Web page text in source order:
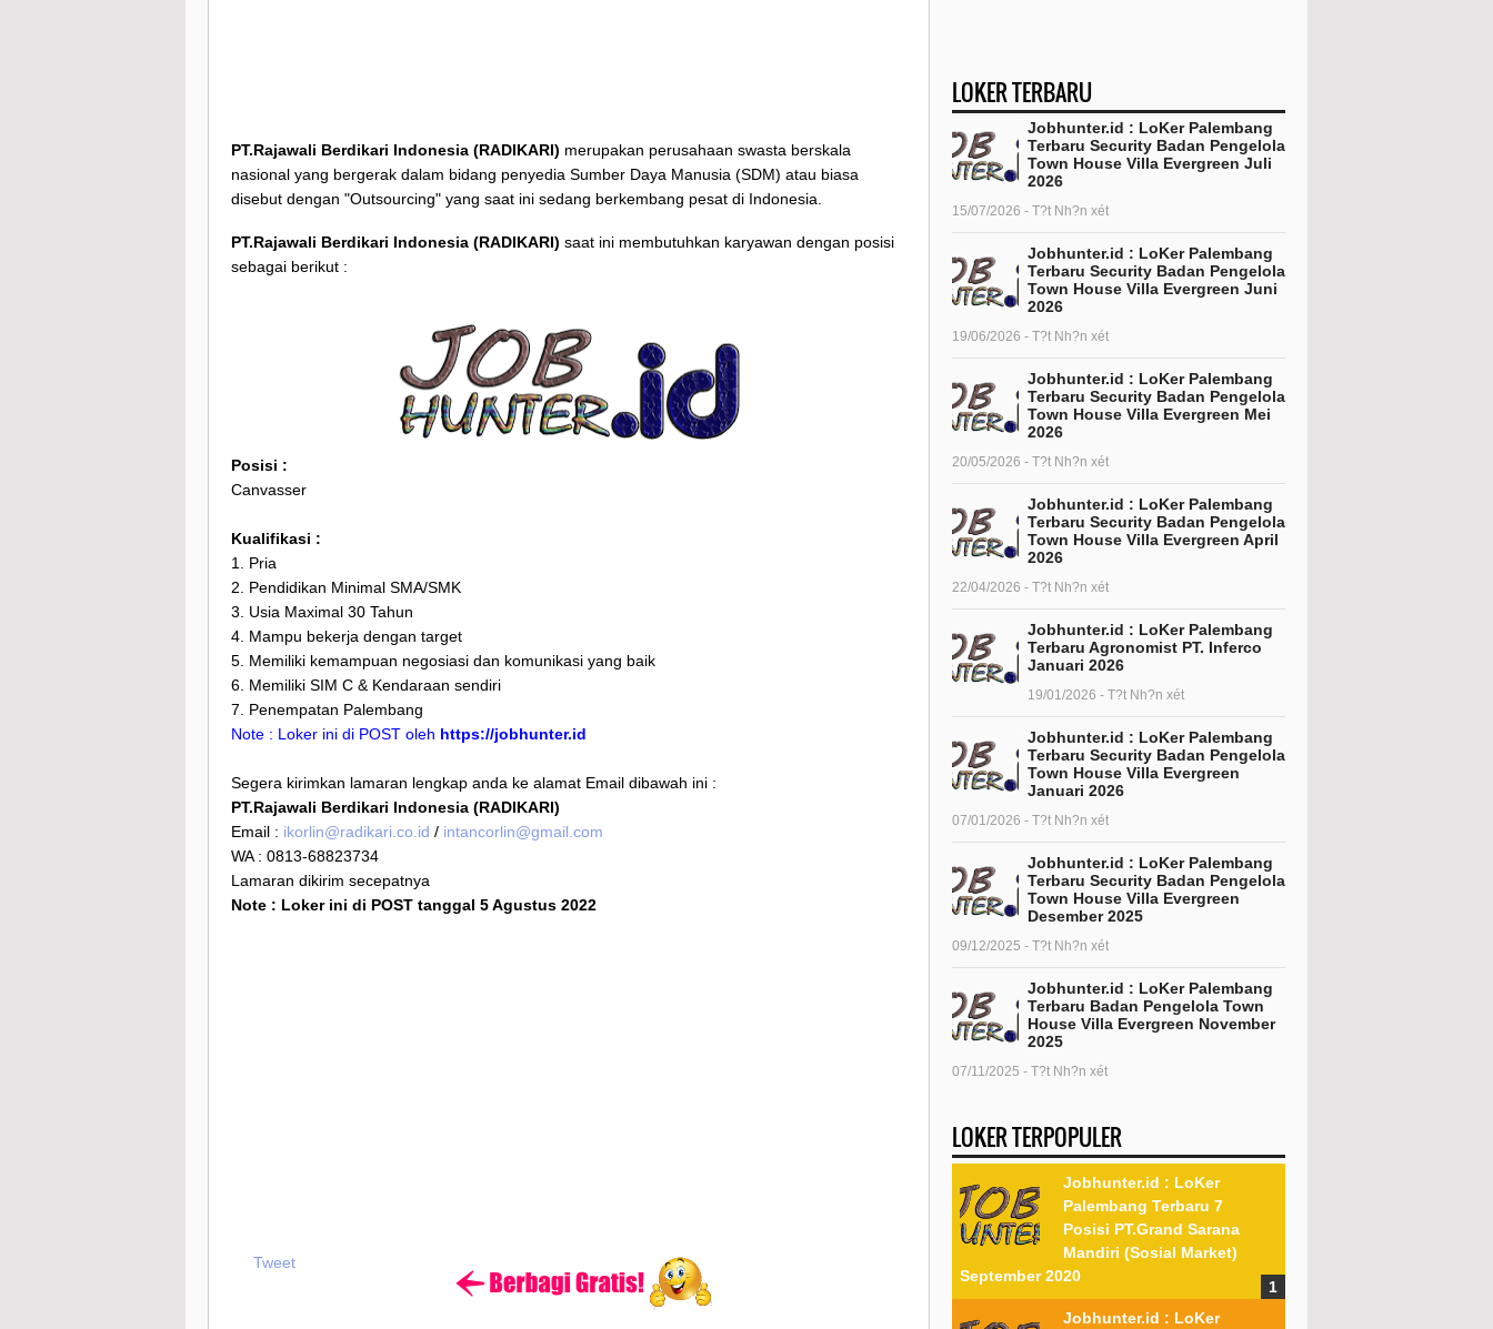
PT.Rajawali Berdikari Indonesia (RADIKARI) merupakan perusahaan swasta berskala
nasional yang bergerak dalam bidang penyedia Sumber Daya Manusia (SDM) atau biasa
disebut dengan "Outsourcing" yang saat ini sedang berkembang pesat di Indonesia.
PT.Rajawali Berdikari Indonesia (RADIKARI) saat ini membutuhkan karyawan dengan posisi
sebagai berikut :
Posisi :
Canvasser
Kualifikasi :
1. Pria
2. Pendidikan Minimal SMA/SMK
3. Usia Maximal 30 Tahun
4. Mampu bekerja dengan target
5. Memiliki kemampuan negosiasi dan komunikasi yang baik
6. Memiliki SIM C & Kendaraan sendiri
7. Penempatan Palembang
Note : Loker ini di POST oleh https://jobhunter.id
Segera kirimkan lamaran lengkap anda ke alamat Email dibawah ini :
PT.Rajawali Berdikari Indonesia (RADIKARI)
Email : ikorlin@radikari.co.id / intancorlin@gmail.com
WA : 0813-68823734
Lamaran dikirim secepatnya
Note : Loker ini di POST tanggal 5 Agustus 2022
Tweet
LOKER TERBARU
Jobhunter.id : LoKer Palembang
Terbaru Security Badan Pengelola
Town House Villa Evergreen Juli
2026
15/07/2026 - T?t Nh?n xét
Jobhunter.id : LoKer Palembang
Terbaru Security Badan Pengelola
Town House Villa Evergreen Juni
2026
19/06/2026 - T?t Nh?n xét
Jobhunter.id : LoKer Palembang
Terbaru Security Badan Pengelola
Town House Villa Evergreen Mei
2026
20/05/2026 - T?t Nh?n xét
Jobhunter.id : LoKer Palembang
Terbaru Security Badan Pengelola
Town House Villa Evergreen April
2026
22/04/2026 - T?t Nh?n xét
Jobhunter.id : LoKer Palembang
Terbaru Agronomist PT. Inferco
Januari 2026
19/01/2026 - T?t Nh?n xét
Jobhunter.id : LoKer Palembang
Terbaru Security Badan Pengelola
Town House Villa Evergreen
Januari 2026
07/01/2026 - T?t Nh?n xét
Jobhunter.id : LoKer Palembang
Terbaru Security Badan Pengelola
Town House Villa Evergreen
Desember 2025
09/12/2025 - T?t Nh?n xét
Jobhunter.id : LoKer Palembang
Terbaru Badan Pengelola Town
House Villa Evergreen November
2025
07/11/2025 - T?t Nh?n xét
LOKER TERPOPULER
Jobhunter.id : LoKer
Palembang Terbaru 7
Posisi PT.Grand Sarana
Mandiri (Sosial Market)
September 2020
Jobhunter.id : LoKer